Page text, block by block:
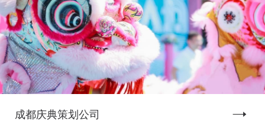
成都庆典策划公司